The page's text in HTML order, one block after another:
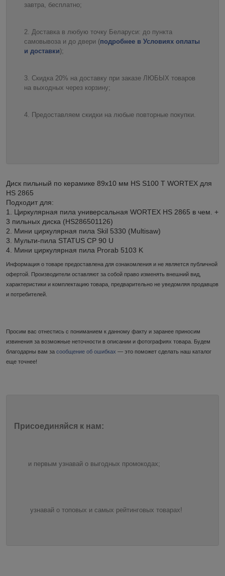
завтра, бесплатно;
Доставка в любую точку Беларуси: до пункта
самовывоза и до двери (подробнее в Условиях оплаты
и доставки);
Скидка 20% на доставку при заказе ЛЮБЫХ товаров
на выходных через корзину;
Предоставляем скидки на любые повторные покупки.
Диск пильный по керамике 89x10 мм HS S100 T WORTEX для
HS 2865
Подходит для:
1. Циркулярная пила универсальная WORTEX HS 2865 в чем. +
3 пильных диска (HS286501126)
2. Мини циркулярная пила Skil 5330 (Multisaw)
3. Мульти-пила STATUS CP 90 U
4. Мини циркулярная пила Prorab 5103 K
Информация о товаре предоставлена для ознакомления и не является публичной
офертой. Производители оставляют за собой право изменять внешний вид,
характеристики и комплектацию товара, предварительно не уведомляя продавцов
и потребителей.
Просим вас отнестись с пониманием к данному факту и заранее приносим
извинения за возможные неточности в описании и фотографиях товара. Будем
благодарны вам за сообщение об ошибках — это поможет сделать наш каталог
еще точнее!
Присоединяйся к нам:
и первым узнавай о выгодных промокодах;
узнавай о топовых и самых рейтинговых товарах!